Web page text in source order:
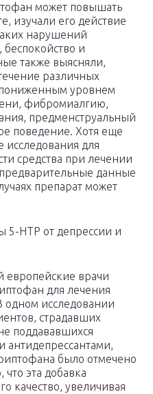
может повышать
изучали его действие
нарушений
беспокойство и
также выясняли,
различных
пониженным уровнем
фибромиалгию,
предменструальный
поведение. Хотя еще
исследования для
средства при лечении
данные
препарат может
HTP от депрессии и
европейские врачи
для лечения
одном исследовании
страдавших
поддававшихся
антидепрессантами,
было отмечено
эта добавка
качество, увеличивая